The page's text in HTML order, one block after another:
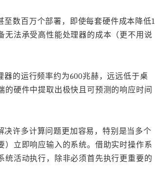
数百万个部署，即使每套硬件成本降低1
无法承受高性能处理器的成本（更不用说
的运行频率约为600兆赫，远远低于桌
硬件中提取出极快且可预测的响应时间
许多计算问题更加容易，特别是当多个
）立即响应输入的系统。借助实时操作系
统活动执行，除非必须首先执行更重要的